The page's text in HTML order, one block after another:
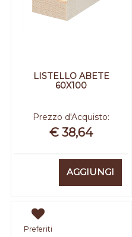
LISTELLO ABETE
60X100
Prezzo d'Acquisto:
€ 38,64
AGGIUNGI
Preferiti